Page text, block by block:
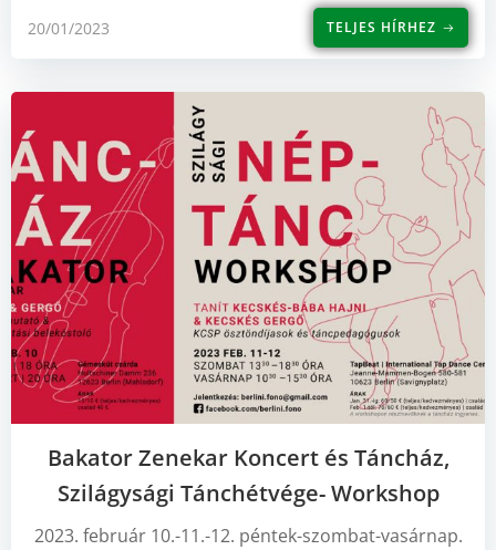
20/01/2023 TELJES HÍRHEZ
Bakator Zenekar Koncert és Táncház,
Szilágysági Tánchétvége- Workshop
2023. február 10.-11.-12. péntek-szombat-vasárnap.